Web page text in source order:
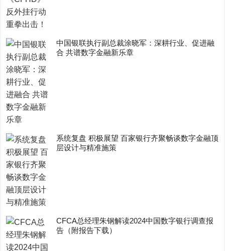
中国银联执行副总裁涂晓军：深耕行业、促进融
合 共谱数字金融新乐章
系统复盘 积极展望 百家银行齐聚畅谈数字金融顶
层设计与精准施策
CFCA总经理朱钢解读2024中国数字银行调查报
告（附报告下载）